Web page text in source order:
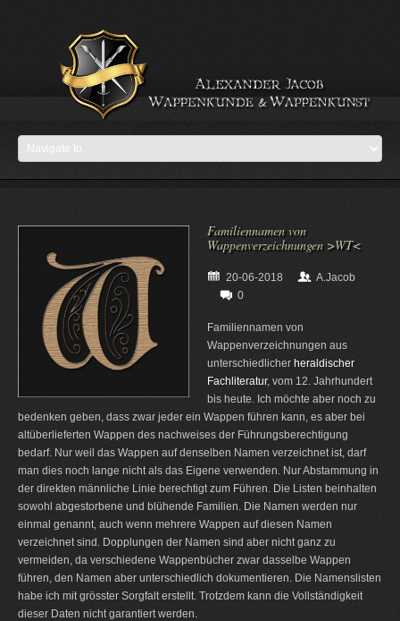
Familiennamen von
Wappenverzeichnungen >WT<
20-06-2018
A.Jacob
0
Familiennamen von
Wappenverzeichnungen aus
unterschiedlicher heraldischer
Fachliteratur, vom 12. Jahrhundert
bis heute. Ich möchte aber noch zu
bedenken geben, dass zwar jeder ein Wappen führen kann, es aber bei
altüberlieferten Wappen des nachweises der Führungsberechtigung
bedarf. Nur weil das Wappen auf denselben Namen verzeichnet ist, darf
man dies noch lange nicht als das Eigene verwenden. Nur Abstammung in
der direkten männliche Linie berechtigt zum Führen. Die Listen beinhalten
sowohl abgestorbene und blühende Familien. Die Namen werden nur
einmal genannt, auch wenn mehrere Wappen auf diesen Namen
verzeichnet sind. Dopplungen der Namen sind aber nicht ganz zu
vermeiden, da verschiedene Wappenbücher zwar dasselbe Wappen
führen, den Namen aber unterschiedlich dokumentieren. Die Namenslisten
habe ich mit grösster Sorgfalt erstellt. Trotzdem kann die Vollständigkeit
dieser Daten nicht garantiert werden.